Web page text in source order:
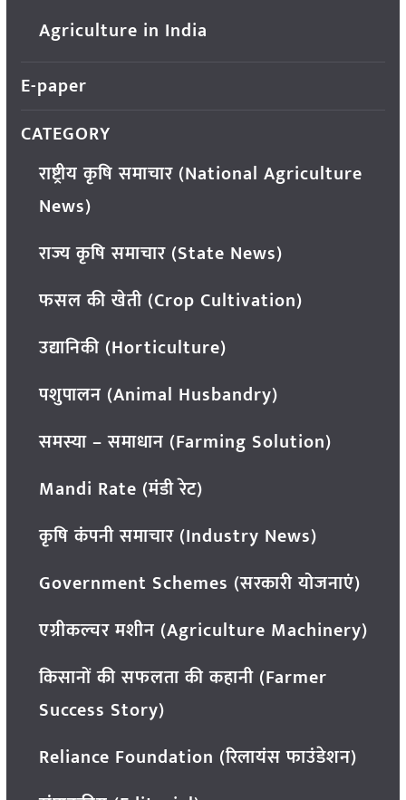
Agriculture in India
E-paper
CATEGORY
राष्ट्रीय कृषि समाचार (National Agriculture
News)
राज्य कृषि समाचार (State News)
फसल की खेती (Crop Cultivation)
उद्यानिकी (Horticulture)
पशुपालन (Animal Husbandry)
समस्या – समाधान (Farming Solution)
Mandi Rate (मंडी रेट)
कृषि कंपनी समाचार (Industry News)
Government Schemes (सरकारी योजनाएं)
एग्रीकल्चर मशीन (Agriculture Machinery)
किसानों की सफलता की कहानी (Farmer
Success Story)
Reliance Foundation (रिलायंस फाउंडेशन)